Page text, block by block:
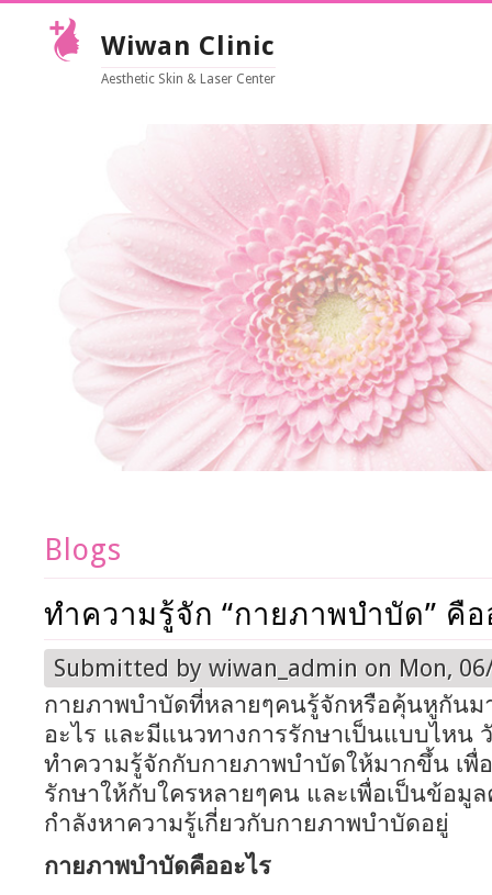
Wiwan Clinic
Aesthetic Skin & Laser Center
Blogs
ทำความรู้จัก “กายภาพบำบัด” คือ
Submitted by wiwan_admin on Mon,
กายภาพบำบัดที่หลายๆคนรู้จักหรือคุ้นหูกันม
อะไร และมีแนวทางการรักษาเป็นแบบไหน
ทำความรู้จักกับกายภาพบำบัดให้มากขึ้น เพื่
รักษาให้กับใครหลายๆคน และเพื่อเป็นข้อมู
กำลังหาความรู้เกี่ยวกับกายภาพบำบัดอยู่
กายภาพบำบัดคืออะไร